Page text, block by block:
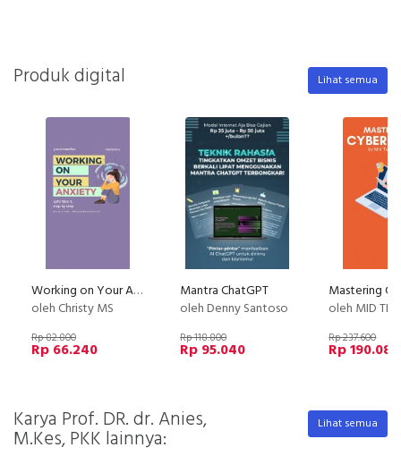
Produk digital Lihat semua
Working on Your Anxiety
oleh Christy MS
Rp 82.800
Rp 66.240
Mantra ChatGPT
oleh Denny Santoso
Rp 118.800
Rp 95.040
oleh MID
Rp 237.600
Rp 190.080
Karya Prof. DR. dr. Anies,
M.Kes, PKK lainnya:
Lihat semua